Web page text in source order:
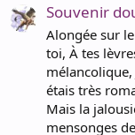
Souvenir
Alongée sur
toi, À tes
mélancolique,
étais très
Mais la
mensonges